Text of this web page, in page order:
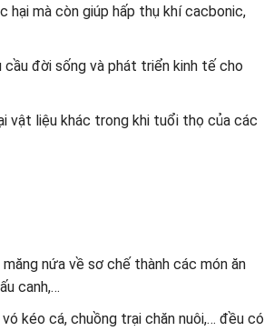
hại mà còn giúp hấp thụ khí cacbonic,
đời sống và phát triển kinh tế cho
vật liệu khác trong khi tuổi thọ của các
nứa về sơ chế thành các món ăn
canh,…
kéo cá, chuồng trại chăn nuôi,… đều có